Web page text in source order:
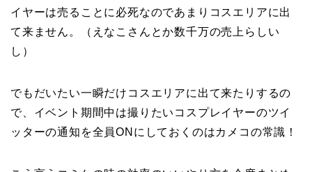
イヤーは売ることに必死なのであまりコスエリアに出
て来ません。（えなこさんとか数千万の売上らしい
し）
でもだいたい一瞬だけコスエリアに出て来たりするの
で、イベント期間中は撮りたいコスプレイヤーのツイ
ッターの通知を全員ONにしておくのはカメコの常識！